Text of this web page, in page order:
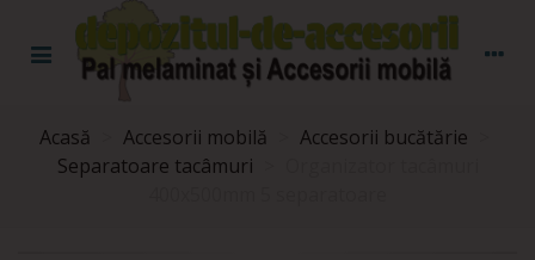
Acasă Accesorii mobilă Accesorii bucătărie
Separatoare tacâmuri